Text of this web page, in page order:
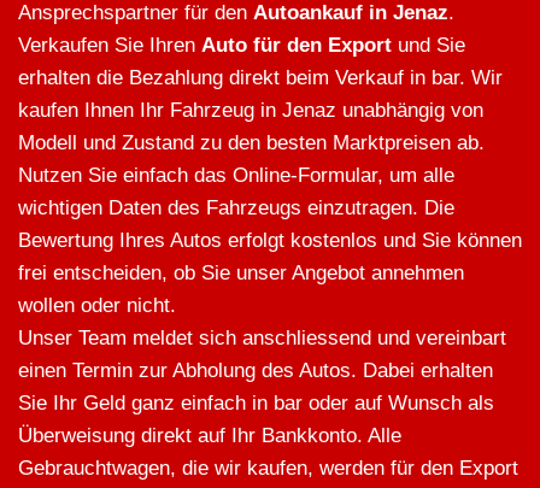
Ansprechspartner für den Autoankauf in Jenaz.
Verkaufen Sie Ihren Auto für den Export und Sie
erhalten die Bezahlung direkt beim Verkauf in bar. Wir
kaufen Ihnen Ihr Fahrzeug in Jenaz unabhängig von
Modell und Zustand zu den besten Marktpreisen ab.
Nutzen Sie einfach das Online-Formular, um alle
wichtigen Daten des Fahrzeugs einzutragen. Die
Bewertung Ihres Autos erfolgt kostenlos und Sie können
frei entscheiden, ob Sie unser Angebot annehmen
wollen oder nicht.
Unser Team meldet sich anschliessend und vereinbart
einen Termin zur Abholung des Autos. Dabei erhalten
Sie Ihr Geld ganz einfach in bar oder auf Wunsch als
Überweisung direkt auf Ihr Bankkonto. Alle
Gebrauchtwagen, die wir kaufen, werden für den Export